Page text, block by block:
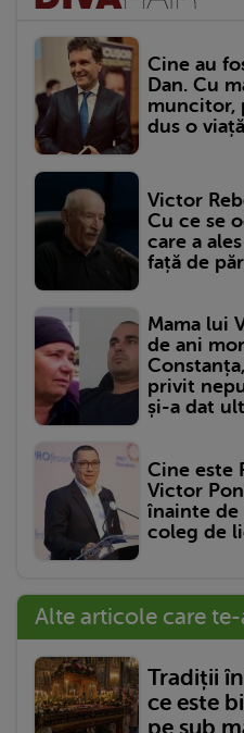
Cine au
Dan. Cu
muncitor,
dus o
Victor
Cu ce se
care a
față de
Mama lui
de ani
privit
și-a dat
Cine este
Victor
înainte de
coleg de
Alte articole care
Tradiții
ce este
pe sub